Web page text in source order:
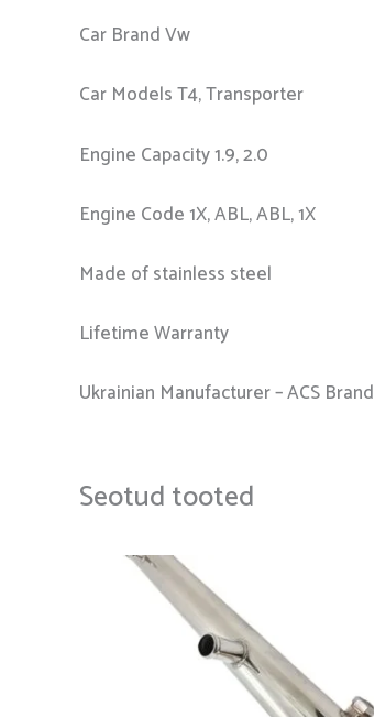
Car Brand Vw
Car Models T4, Transporter
Engine Capacity 1.9, 2.0
Engine Code 1X, ABL, ABL, 1X
Made of stainless steel
Lifetime Warranty
Ukrainian Manufacturer – ACS Brand
Seotud tooted